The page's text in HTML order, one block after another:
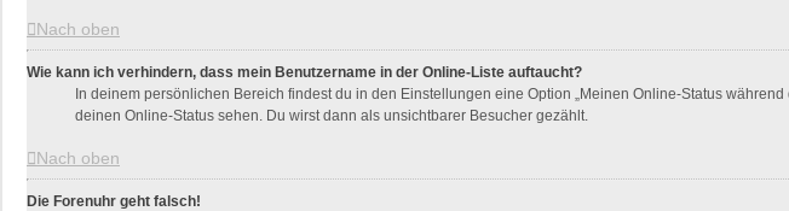
Nach oben
Wie kann ich verhindern, dass mein Benutzername in der Online-Liste auftaucht?
In deinem persönlichen Bereich findest du in den Einstellungen eine Option „Meinen Online-Status
deinen Online-Status sehen. Du wirst dann als unsichtbarer Besucher gezählt.
Nach oben
Die Forenuhr geht falsch!